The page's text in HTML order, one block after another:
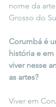
nome da
Grosso do
Corumbá é
história e
viver nesse
as artes?
Viver em